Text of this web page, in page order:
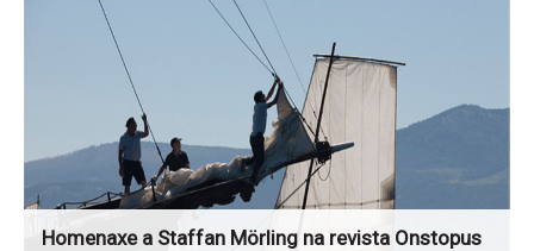
Homenaxe a Staffan Mörling na revista Onstopus